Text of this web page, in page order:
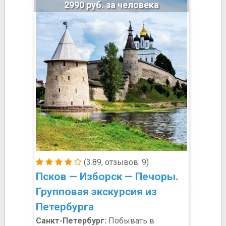
(3.89, отзывов: 9)
Псков — Изборск — Печоры.
Групповая экскурсия из
Петербурга
2990 руб. за человека
Санкт-Петербург: Побывать в